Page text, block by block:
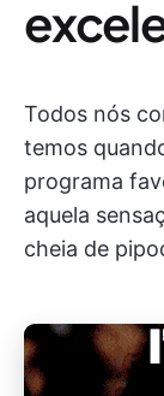
Todos nós
temos
programa
aquela
cheia de